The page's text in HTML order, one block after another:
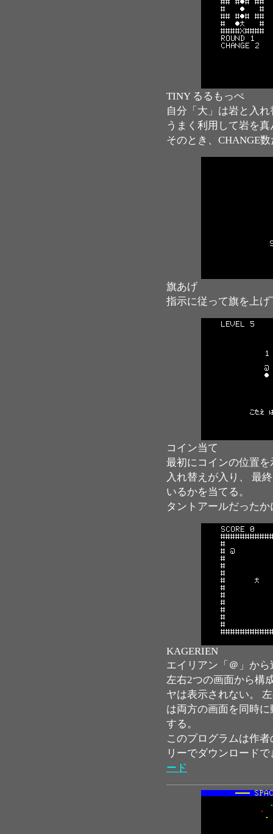
TINY るるもっぺ
自分「大」は岩と入
うまく利用して岩を
そのとき、CHANGE
旗あげ
指示に従って旗を上げ
コイン当て
最初にコインの位置
入れ替えが入り、 最
いるかを当てる。
タントアールだった
KAGERIEN
エイリアン「＠」か
左右2つの画面から構
ヤは表示されない。
は両方の画面を同時
する。
このプログラムは作
リーでダウンロード
ード